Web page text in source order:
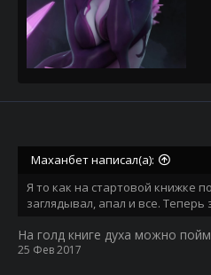
Маханбет написал(а):
Я то как на стартовой книжке
заглядывал, апал и все. Теперь
На голд книге духа можно
25 Фев 2017